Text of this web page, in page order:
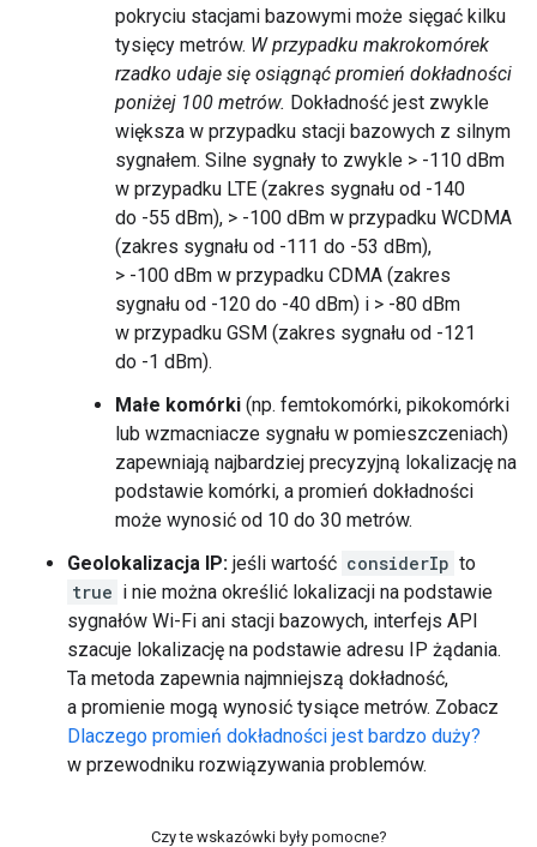
pokryciu stacjami bazowymi może sięgać kilku
tysięcy metrów. W przypadku makrokomórek
rzadko udaje się osiągnąć promień dokładności
poniżej 100 metrów. Dokładność jest zwykle
większa w przypadku stacji bazowych z silnym
sygnałem. Silne sygnały to zwykle > -110 dBm
w przypadku LTE (zakres sygnału od -140
do -55 dBm), > -100 dBm w przypadku WCDMA
(zakres sygnału od -111 do -53 dBm),
> -100 dBm w przypadku CDMA (zakres
sygnału od -120 do -40 dBm) i > -80 dBm
w przypadku GSM (zakres sygnału od -121
do -1 dBm).
Małe komórki (np. femtokomórki, pikokomórki
lub wzmacniacze sygnału w pomieszczeniach)
zapewniają najbardziej precyzyjną lokalizację na
podstawie komórki, a promień dokładności
może wynosić od 10 do 30 metrów.
Geolokalizacja IP: jeśli wartość considerIp to
true i nie można określić lokalizacji na podstawie
sygnałów Wi-Fi ani stacji bazowych, interfejs API
szacuje lokalizację na podstawie adresu IP żądania.
Ta metoda zapewnia najmniejszą dokładność,
a promienie mogą wynosić tysiące metrów. Zobacz
Dlaczego promień dokładności jest bardzo duży?
w przewodniku rozwiązywania problemów.
Czy te wskazówki były pomocne?